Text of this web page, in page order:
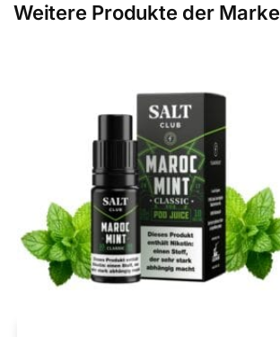
Weitere Produkte der Marke